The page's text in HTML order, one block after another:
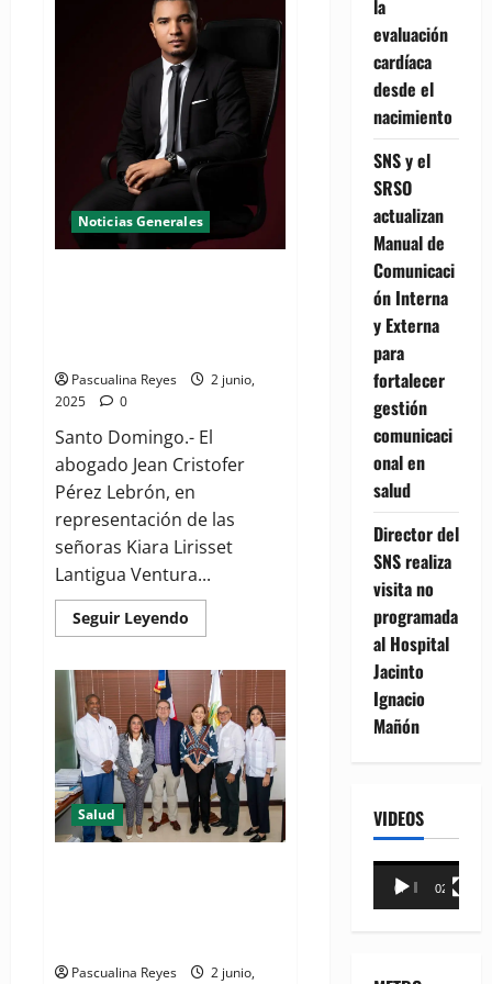
del
estudio
sobre
competencia
en
marcado
de
ARS,
para
este
marte
03
Noticias Generales
Pascualina Reyes
2 junio,
2025
0
Santo Domingo.- El
abogado Jean Cristofer
Pérez Lebrón, en
representación de las
señoras Kiara Lirisset
Lantigua Ventura...
Seguir Leyendo
more
Jean
Cristofer
Pérez
deposita
querella
por
100MM
contra
propietarios
del
Jet
Set,
Salud
Pascualina Reyes
2 junio,
la
evaluación
cardíaca
desde el
nacimiento
SNS y el
SRSO
actualizan
Manual de
Comunicaci
ón Interna
y Externa
para
fortalecer
gestión
comunicaci
onal en
salud
Director del
SNS realiza
visita no
programada
al Hospital
Jacinto
Ignacio
Mañón
VIDEOS
Reproductor
00:00 02:18